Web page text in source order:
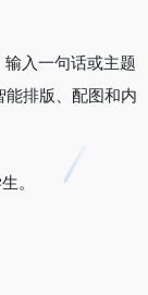
入一句话或主题
排版、配图和内
。